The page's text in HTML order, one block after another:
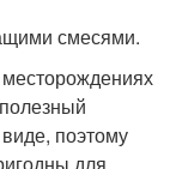
смесями.
поэтому
для